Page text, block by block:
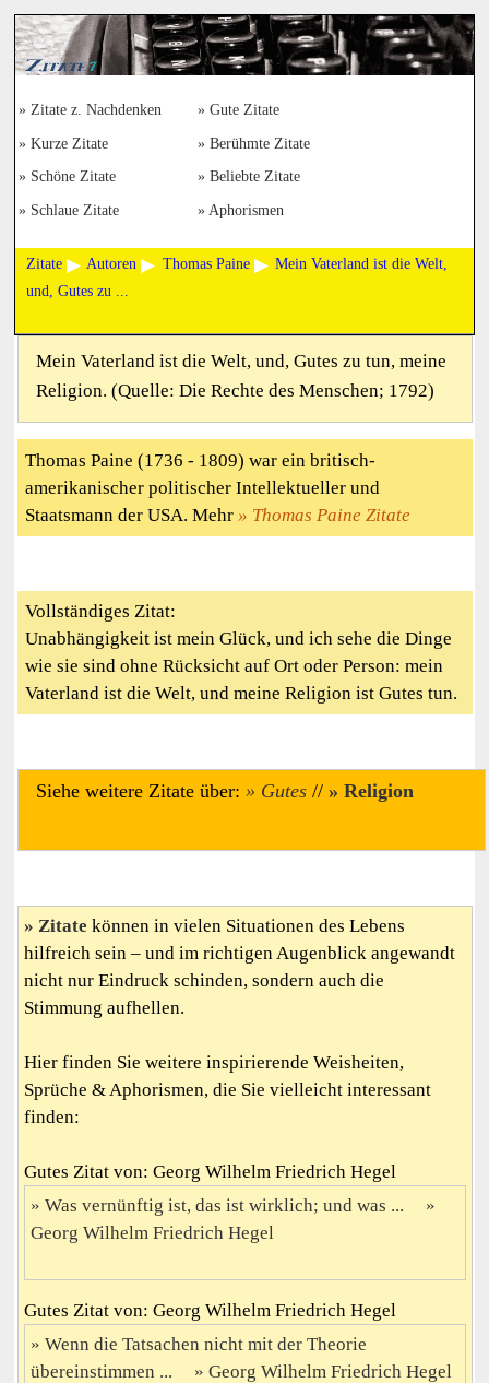
Zitate z. Nachdenken Gute Zitate
Kurze Zitate Berühmte Zitate
Schöne Zitate Beliebte Zitate
Schlaue Zitate Aphorismen
Zitate Autoren Thomas Paine
Mein Vaterland ist die Welt,
und, Gutes zu ...
Mein Vaterland ist die Welt, und, Gutes zu tun, meine
Religion. (Quelle: Die Rechte des Menschen; 1792)
Thomas Paine (1736 - 1809) war ein britisch-
amerikanischer politischer Intellektueller und
Staatsmann der USA. Mehr
Thomas Paine Zitate
Vollständiges Zitat:
Unabhängigkeit ist mein Glück, und ich sehe die Dinge
wie sie sind ohne Rücksicht auf Ort oder Person: mein
Vaterland ist die Welt, und meine Religion ist Gutes tun.
Siehe weitere Zitate über: Gutes // Religion
Zitate können in vielen Situationen des Lebens
hilfreich sein – und im richtigen Augenblick angewandt
nicht nur Eindruck schinden, sondern auch die
Stimmung aufhellen.
Hier finden Sie weitere inspirierende Weisheiten,
Sprüche & Aphorismen, die Sie vielleicht interessant
finden:
Gutes Zitat von: Georg Wilhelm Friedrich Hegel
Was vernünftig ist, das ist wirklich; und was ...
Georg Wilhelm Friedrich Hegel
Gutes Zitat von: Georg Wilhelm Friedrich Hegel
Wenn die Tatsachen nicht mit der Theorie
übereinstimmen ...
Georg Wilhelm Friedrich Hegel